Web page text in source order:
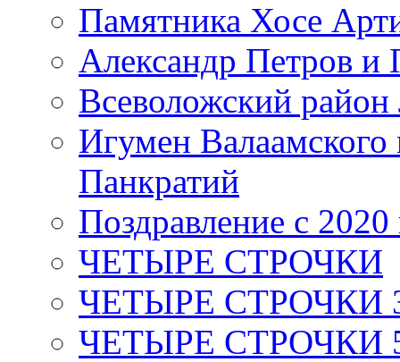
Памятника Хосе
Александр Петров и
Всеволожский район
Игумен
Панкратий
Поздравление с 2020
ЧЕТЫРЕ СТРОЧКИ
ЧЕТЫРЕ СТРОЧКИ 3
ЧЕТЫРЕ СТРОЧКИ 5